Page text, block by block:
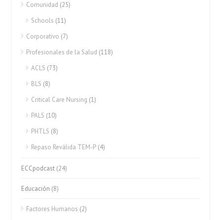
Comunidad (25)
Schools (11)
Corporativo (7)
Profesionales de la Salud (118)
ACLS (73)
BLS (8)
Critical Care Nursing (1)
PALS (10)
PHTLS (8)
Repaso Reválida TEM-P (4)
ECCpodcast (24)
Educación (8)
Factores Humanos (2)